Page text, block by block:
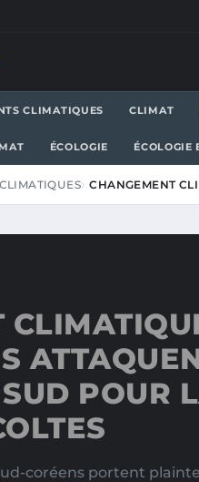
CLIMATIQUES CLIMAT
ÉCOLOGIE ÉCOLOGIE
CHANGEMENT
POUR
coréens portent